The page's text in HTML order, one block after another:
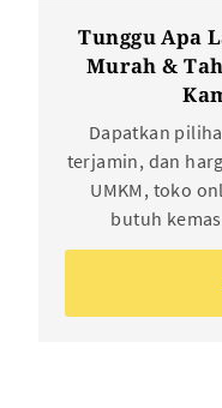
Tunggu Apa
Murah &
Dapatkan
terjamin, dan
UMKM, toko
butuh